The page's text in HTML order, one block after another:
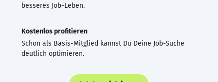
besseres Job-Leben.
Kostenlos profitieren
Schon als Basis-Mitglied kannst Du Deine Job-Suche
deutlich optimieren.